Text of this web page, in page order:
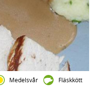
Medelsvår Fläskkött